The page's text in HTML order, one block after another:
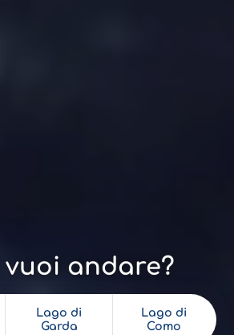
vuoi andare?
Lago di
Garda
Lago di
Como